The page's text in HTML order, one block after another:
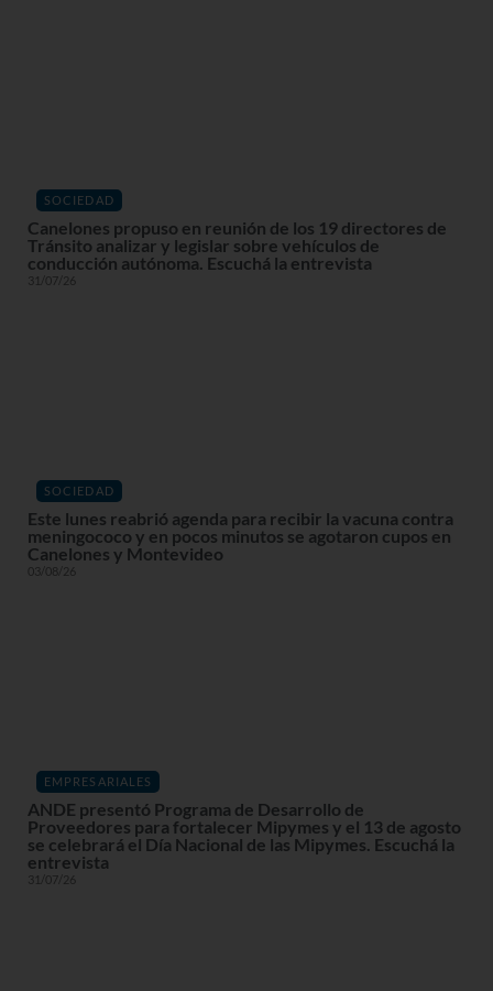
SOCIEDAD
Canelones propuso en reunión de los 19 directores de
Tránsito analizar y legislar sobre vehículos de
conducción autónoma. Escuchá la entrevista
31/07/26
SOCIEDAD
Este lunes reabrió agenda para recibir la vacuna contra
meningococo y en pocos minutos se agotaron cupos en
Canelones y Montevideo
03/08/26
EMPRESARIALES
ANDE presentó Programa de Desarrollo de
Proveedores para fortalecer Mipymes y el 13 de agosto
se celebrará el Día Nacional de las Mipymes. Escuchá la
entrevista
31/07/26